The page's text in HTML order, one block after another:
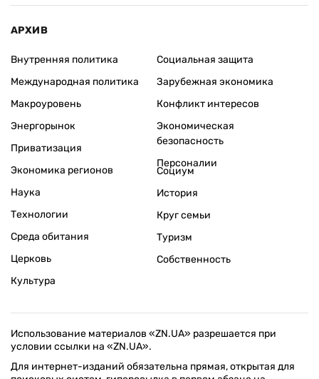
АРХИВ
Внутренняя политика
Международная политика
Макроуровень
Энергорынок
Приватизация
Экономика регионов
Социальная защита
Зарубежная экономика
Конфликт интересов
Экономическая
безопасность
Персоналии
Наука
Технологии
Среда обитания
Церковь
Культура
Социум
История
Круг семьи
Туризм
Собственность
Использование материалов «ZN.UA» разрешается при
условии ссылки на «ZN.UA».
Для интернет-изданий обязательна прямая, открытая для